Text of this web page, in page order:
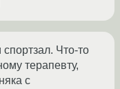
Что-то
терапевту,
с